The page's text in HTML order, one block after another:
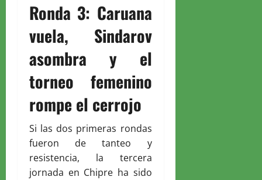
Ronda 3: Caruana
vuela, Sindarov
asombra y el
torneo femenino
rompe el cerrojo
Si las dos primeras rondas
fueron de tanteo y
resistencia, la tercera
jornada en Chipre ha sido